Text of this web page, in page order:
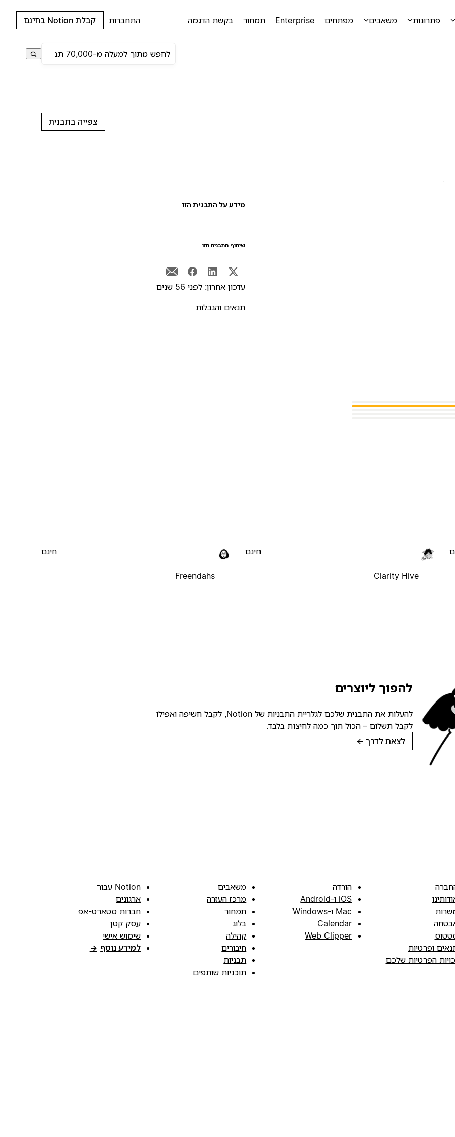
פתרונות משאבים מפתחים Enterprise תמחור בקשת הדגמה התחברות קבלת Notion בחינם
צפייה בתבנית
מידע על התבנית הזו
שיתוף התבנית הזו
עדכון אחרון: לפני 56 שנים
תנאים והגבלות
Clarity Hive
חינם
Freendahs
חינם
להפוך ליוצרים
להעלות את התבנית שלכם לגלריית התבניות של Notion, לקבל חשיפה ואפילו
לקבל תשלום – הכול תוך כמה לחיצות בלבד.
לצאת לדרך →
ופרטיות
הפרטיות שלכם
הורדה
iOS ו-Android
Mac ו-Windows
Calendar
Web Clipper
משאבים
מרכז העזרה
תמחור
בלוג
קהילה
חיבורים
תבניות
תוכניות שותפים
Notion עבור
ארגונים
חברות סטארט-אפ
עסק קטן
שימוש אישי
למידע נוסף →